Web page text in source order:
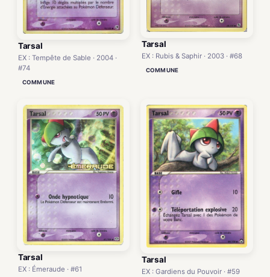
Tarsal
EX : Tempête de Sable · 2004 ·
#74
COMMUNE
Tarsal
EX : Rubis & Saphir · 2003 · #68
COMMUNE
Tarsal
EX : Émeraude · #61
Tarsal
EX : Gardiens du Pouvoir · #59